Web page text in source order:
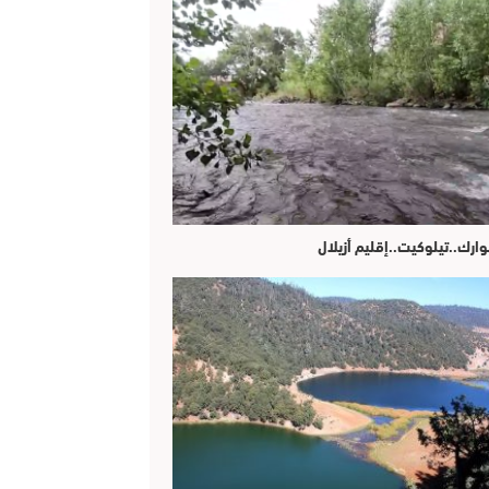
أزيلال